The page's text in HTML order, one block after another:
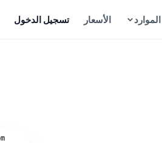
الموارد الأسعار تسجيل الدخول